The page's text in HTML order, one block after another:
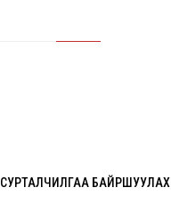
СУРТАЛЧИЛГАА БАЙРШУУЛАХ